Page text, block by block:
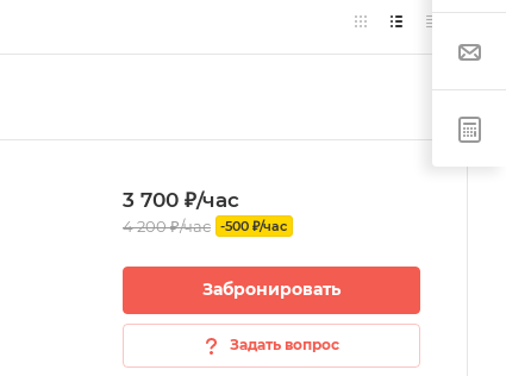
3 700 ₽/час
4 200 ₽/час -500 ₽/час
Забронировать
Задать вопрос